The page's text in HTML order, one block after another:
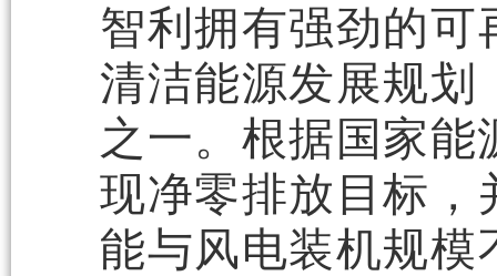
智利拥有强劲的
清洁能源发展规划
之一。根据国家能
现净零排放目标，
能与风电装机规模